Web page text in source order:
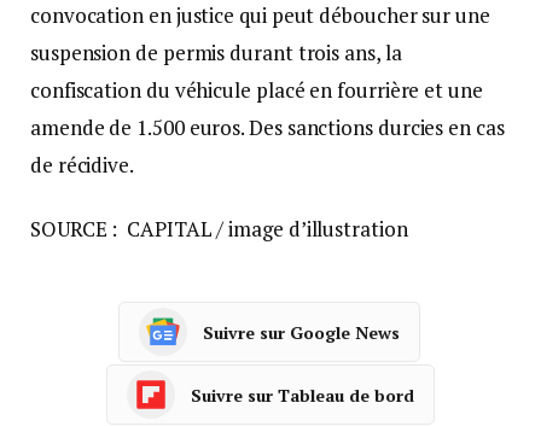
convocation en justice qui peut déboucher sur une
suspension de permis durant trois ans, la
confiscation du véhicule placé en fourrière et une
amende de 1.500 euros. Des sanctions durcies en cas
de récidive.
SOURCE : CAPITAL / image d’illustration
Suivre sur Google News
Suivre sur Tableau de bord